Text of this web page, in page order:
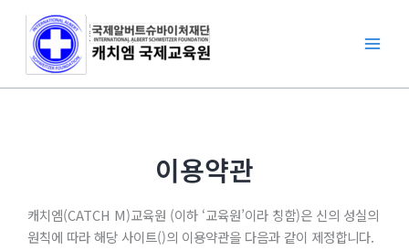
이용약관
캐치엠(CATCH M)교육원 (이하 ‘교육원’이라 칭함)은 신의 성실의
원칙에 따라 해당 사이트()의 이용약관을 다음과 같이 제정합니다.